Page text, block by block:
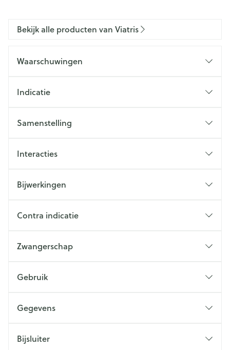
Bekijk alle producten van Viatris
Waarschuwingen
Indicatie
Samenstelling
Interacties
Bijwerkingen
Contra indicatie
Zwangerschap
Gebruik
Gegevens
Bijsluiter